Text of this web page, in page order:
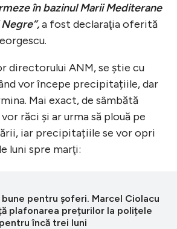
în bazinul Marii Mediterane
a fost declaraţia oferită
directorului ANM, se ştie cu
vor începe precipitațiile, dar
Mai exact, de sâmbătă
răci şi ar urma să plouă pe
iar precipitațiile se vor opri
luni spre marţi:
pentru șoferi. Marcel Ciolacu
plafonarea prețurilor la polițele
încă trei luni